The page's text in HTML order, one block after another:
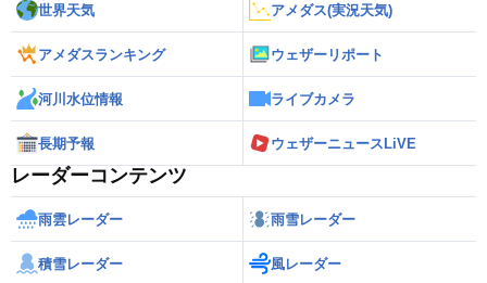
世界天気 アメダス(実況天気)
アメダスランキング ウェザーリポート
河川水位情報 ライブカメラ
長期予報 ウェザーニュースLiVE
レーダーコンテンツ
雨雲レーダー 雨雪レーダー
積雪レーダー 風レーダー